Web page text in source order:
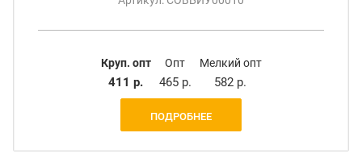
Круп. опт
411 р.
Опт
465 р.
Мелкий опт
582 р.
ПОДРОБНЕЕ